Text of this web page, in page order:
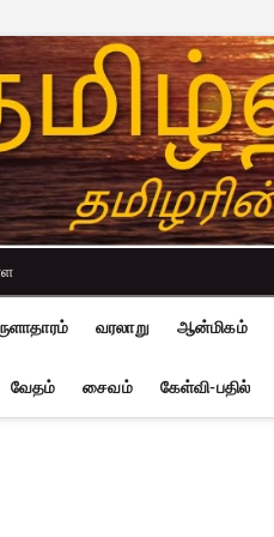
வரலாறு ஆன்மிகம்
வேதம் சைவம் கேள்வி-பதில்